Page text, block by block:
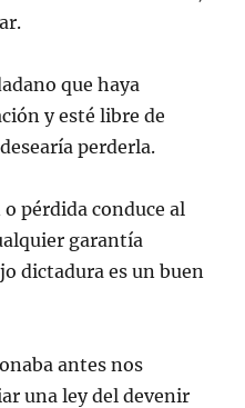
que haya
y esté libre de
perderla.
pérdida conduce al
garantía
dictadura es un buen
antes nos
una ley del devenir